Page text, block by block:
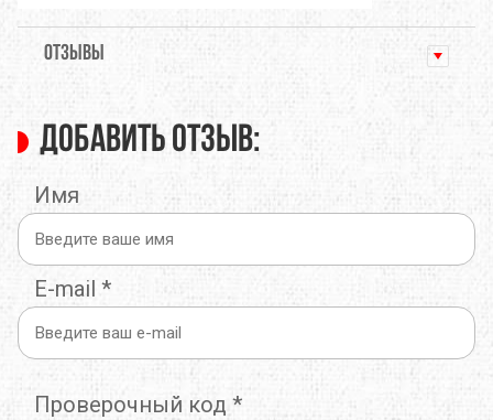
ОТЗЫВЫ
Добавить отзыв:
Имя
E-mail *
Проверочный код *